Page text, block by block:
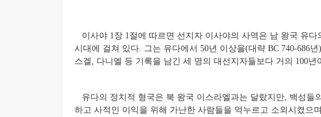
이사야 1장 1절에 따르면 선지자 이사야의 사역은 남 왕국 유다
시대에 걸쳐 있다. 그는 유다에서 50년 이상을(대략 BC 740-686
스겔, 다니엘 등 기록을 남긴 세 명의 대선지자들보다 거의 100년
유다의 정치적 형국은 북 왕국 이스라엘과는 달랐지만, 백성들
하고 사적인 이익을 위해 가난한 사람들을 억누르고 소외시켰으